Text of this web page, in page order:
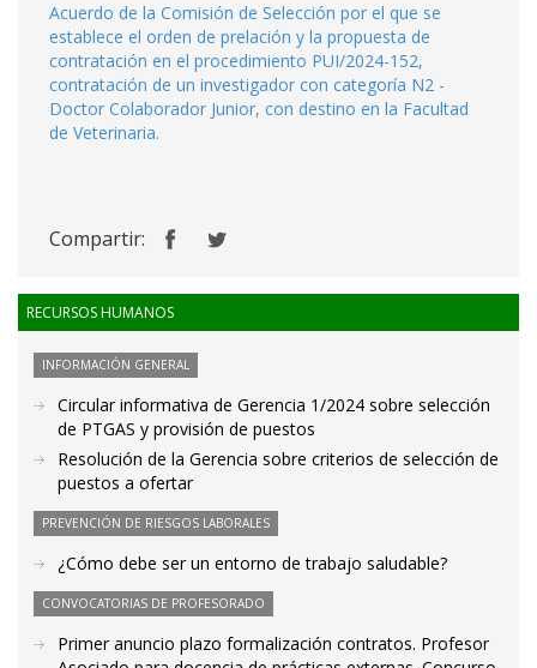
Acuerdo de la Comisión de Selección por el que se
establece el orden de prelación y la propuesta de
contratación en el procedimiento PUI/2024-152,
contratación de un investigador con categoría N2 -
Doctor Colaborador Junior, con destino en la Facultad
de Veterinaria.
Compartir:
RECURSOS HUMANOS
INFORMACIÓN GENERAL
Circular informativa de Gerencia 1/2024 sobre selección
de PTGAS y provisión de puestos
Resolución de la Gerencia sobre criterios de selección de
puestos a ofertar
PREVENCIÓN DE RIESGOS LABORALES
¿Cómo debe ser un entorno de trabajo saludable?
CONVOCATORIAS DE PROFESORADO
Primer anuncio plazo formalización contratos. Profesor